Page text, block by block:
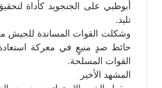
أبوظبي على الجنجويد كأداة
تليد.
وشكلت القوات المساندة للجيش
حائط صدٍ منيعٍ في معركة
القوات المسلحة.
المشهد الأخير